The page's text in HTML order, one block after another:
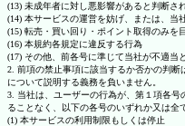
(13) 未成年者に対し悪影響があると判断さ
(14) 本サービスの運営を妨げ、または、当
(15) 転売・買い回り・ポイント取得のみを
(16) 本規約各規定に違反する行為
(17) その他、前各号に準じて当社が不適当
2. 前項の禁止事項に該当するか否かの判
について説明する義務を負いません。
3. 当社は、ユーザーの行為が、第１項各
ることなく、以下の各号のいずれか又は全
(1) 本サービスの利用制限もしくは停止